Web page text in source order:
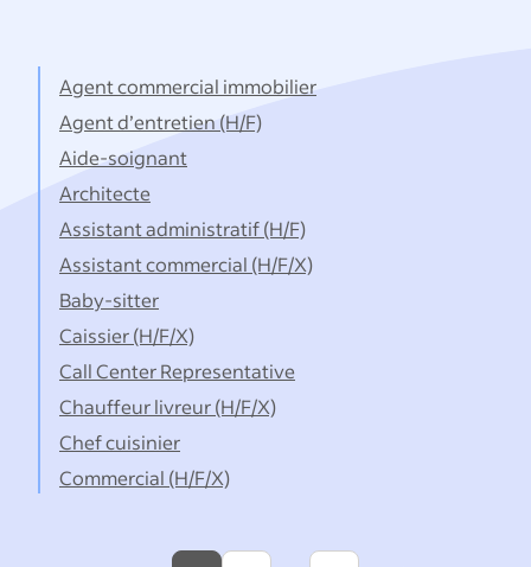
Agent commercial immobilier
Agent d’entretien (H/F)
Aide-soignant
Architecte
Assistant administratif (H/F)
Assistant commercial (H/F/X)
Baby-sitter
Caissier (H/F/X)
Call Center Representative
Chauffeur livreur (H/F/X)
Chef cuisinier
Commercial (H/F/X)